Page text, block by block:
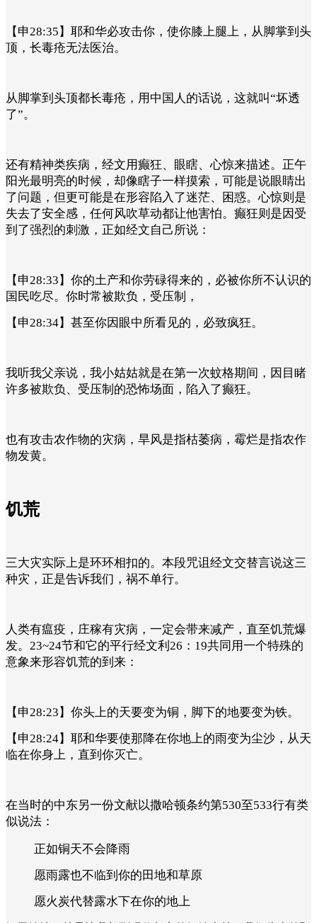
【申28:35】耶和华必攻击你，使你膝上腿上，从脚掌到头
顶，长毒疮无法医治。
从脚掌到头顶都长毒疮，用中国人的话说，这就叫“坏透
了”。
还有精神类疾病，经文用癫狂、眼瞎、心惊来描述。正午
阳光最明亮的时候，却像瞎子一样摸索，可能是说眼睛出
了问题，但更可能是在形容陷入了迷茫、困惑。心惊则是
失去了安全感，任何风吹草动都让他害怕。癫狂则是因受
到了强烈的刺激，正如经文自己所说：
【申28:33】你的土产和你劳碌得来的，必被你所不认识的
国民吃尽。你时常被欺负，受压制，
【申28:34】甚至你因眼中所看见的，必致疯狂。
我听我父亲说，我小姑姑就是在第一次蚊格期间，因目睹
许多被欺负、受压制的恐怖场面，陷入了癫狂。
也有攻击农作物的灾病，旱风是指枯萎病，霉烂是指农作
物发黄。
饥荒
三大灾实际上是环环相扣的。本段咒诅经文交替言说这三
种灾，正是告诉我们，祸不单行。
人类有瘟疫，庄稼有灾病，一定会带来减产，直至饥荒爆
发。23~24节和它的平行经文利26：19共同用一个特殊的
意象来形容饥荒的到来：
【申28:23】你头上的天要变为铜，脚下的地要变为铁。
【申28:24】耶和华要使那降在你地上的雨变为尘沙，从天
临在你身上，直到你灭亡。
在当时的中东另一份文献以撒哈顿条约第530至533行有类
似说法：
正如铜天不会降雨
愿雨露也不临到你的田地和草原
愿火炭代替露水下在你的地上